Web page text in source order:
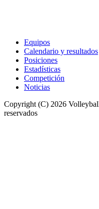
Equipos
Calendario y resultados
Posiciones
Estadísticas
Competición
Noticias
Copyright (C) 2026
reservados